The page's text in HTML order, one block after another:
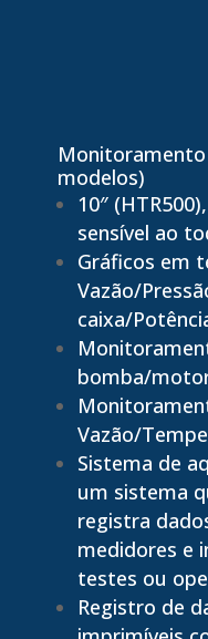
modelos)
10″
sensível ao
Gráficos em
Vazão/
caixa/
bomba/
Vazão/
Sistema de
um sistema
registra
medidores e
testes ou
Registro de